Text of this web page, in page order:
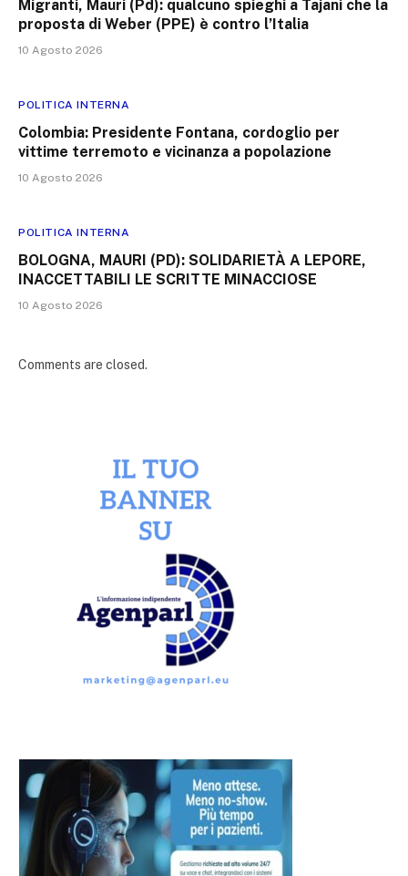
Migranti, Mauri (Pd): qualcuno spieghi a Tajani che la
proposta di Weber (PPE) è contro l’Italia
10 Agosto 2026
POLITICA INTERNA
Colombia: Presidente Fontana, cordoglio per
vittime terremoto e vicinanza a popolazione
10 Agosto 2026
POLITICA INTERNA
BOLOGNA, MAURI (PD): SOLIDARIETÀ A LEPORE,
INACCETTABILI LE SCRITTE MINACCIOSE
10 Agosto 2026
Comments are closed.